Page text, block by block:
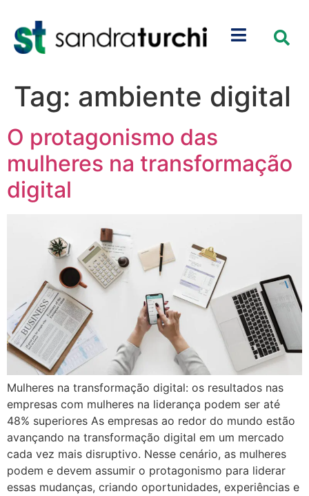
Tag: ambiente digital
O protagonismo das
mulheres na transformação
digital
Mulheres na transformação digital: os resultados nas
empresas com mulheres na liderança podem ser até
48% superiores As empresas ao redor do mundo estão
avançando na transformação digital em um mercado
cada vez mais disruptivo. Nesse cenário, as mulheres
podem e devem assumir o protagonismo para liderar
essas mudanças, criando oportunidades, experiências e